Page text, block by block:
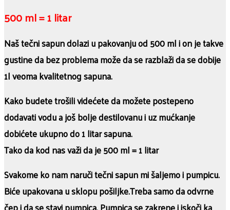
500 ml = 1 litar
Naš tečni sapun dolazi u pakovanju od 500 ml i on je takve
gustine da bez problema može da se razblaži da se dobije
1l veoma kvalitetnog sapuna.
Kako budete trošili videćete da možete postepeno
dodavati vodu a još bolje destilovanu i uz mućkanje
dobićete ukupno do 1 litar sapuna.
Tako da kod nas važi da je 500 ml = 1 litar
Svakome ko nam naruči tečni sapun mi šaljemo i pumpicu.
Biće upakovana u sklopu pošiljke.Treba samo da odvrne